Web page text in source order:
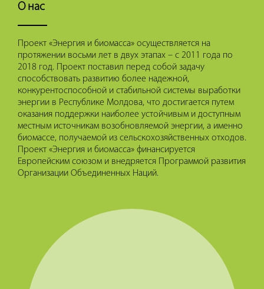
О нас
Проект «Энергия и биомасса» осуществляется на
протяжении восьми лет в двух этапах – с 2011 года по
2018 год. Проект поставил перед собой задачу
способствовать развитию более надежной,
конкурентоспособной и стабильной системы выработки
энергии в Республике Молдова, что достигается путем
оказания поддержки наиболее устойчивым и доступным
местным источникам возобновляемой энергии, а именно
биомассе, получаемой из сельскохозяйственных отходов.
Проект «Энергия и биомасса» финансируется
Европейским союзом и внедряется Программой развития
Организации Объединенных Наций.